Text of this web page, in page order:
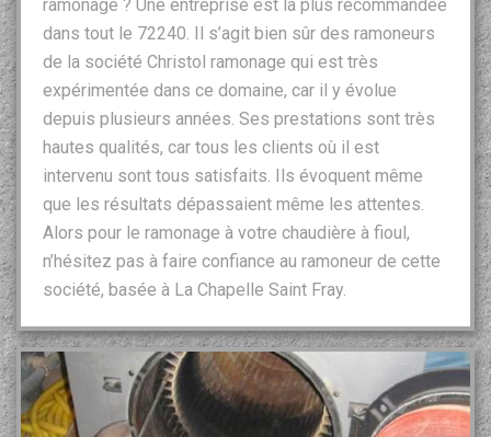
ramonage ? Une entreprise est la plus recommandée
dans tout le 72240. Il s’agit bien sûr des ramoneurs
de la société Christol ramonage qui est très
expérimentée dans ce domaine, car il y évolue
depuis plusieurs années. Ses prestations sont très
hautes qualités, car tous les clients où il est
intervenu sont tous satisfaits. Ils évoquent même
que les résultats dépassaient même les attentes.
Alors pour le ramonage à votre chaudière à fioul,
n’hésitez pas à faire confiance au ramoneur de cette
société, basée à La Chapelle Saint Fray.